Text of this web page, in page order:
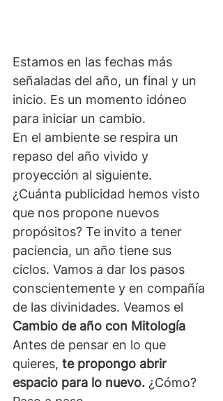
Estamos en las fechas más
señaladas del año, un final y un
inicio. Es un momento idóneo
para iniciar un cambio.
En el ambiente se respira un
repaso del año vivido y
proyección al siguiente.
¿Cuánta publicidad hemos visto
que nos propone nuevos
propósitos? Te invito a tener
paciencia, un año tiene sus
ciclos. Vamos a dar los pasos
conscientemente y en compañía
de las divinidades. Veamos el
Cambio de año con Mitología
Antes de pensar en lo que
quieres, te propongo abrir
espacio para lo nuevo. ¿Cómo?